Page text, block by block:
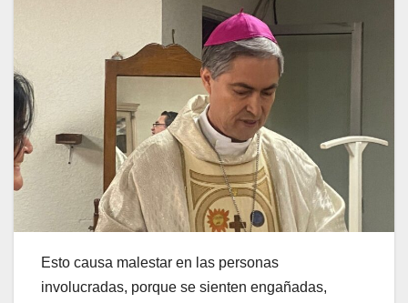
Esto causa malestar en las personas
involucradas, porque se sienten engañadas,